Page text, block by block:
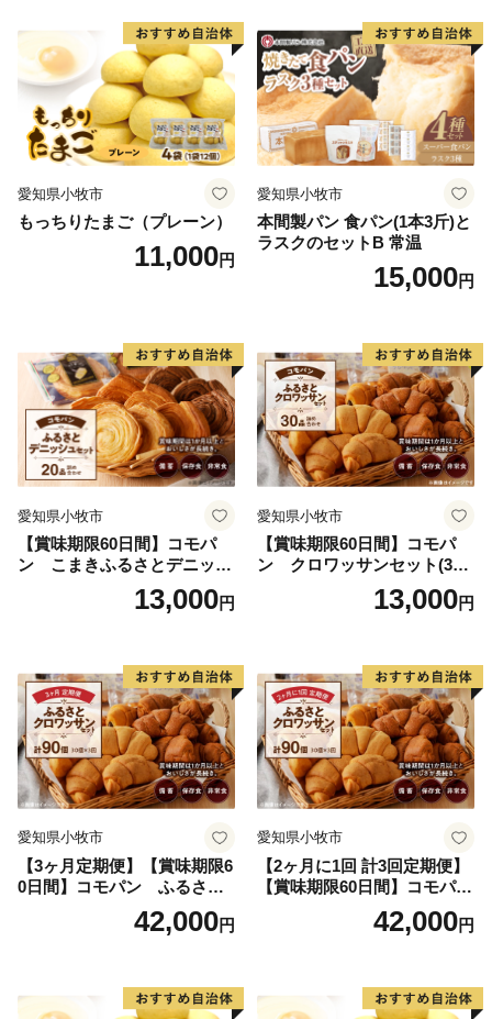
愛知県小牧市
もっちりたまご（プレーン）
11,000円
愛知県小牧市
本間製パン 食パン(1本3斤)と
ラスクのセットB 常温
15,000円
愛知県小牧市
【賞味期限60日間】コモパ
ン こまきふるさとデニッシ
ュセット（20個入り）／災害
用備蓄 保存食 非常食 防災グ
13,000円
愛知県小牧市
【賞味期限60日間】コモパ
ン クロワッサンセット(30
個入り)／災害用備蓄 保存食
非常食 防災グッズにも
13,000円
愛知県小牧市
【3ヶ月定期便】【賞味期限6
0日間】コモパン ふるさと
クロワッサンセット（計90
個）／災害用備蓄 保存食 非
42,000円
愛知県小牧市
【2ヶ月に1回 計3回定期便】
【賞味期限60日間】コモパ
ン ふるさとクロワッサンセ
ット（計90個）／災害用備蓄
42,000円